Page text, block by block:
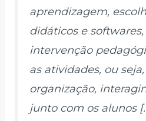
aprendizagem,
didáticos e
intervenção
as atividades, ou
organização,
junto com os alunos